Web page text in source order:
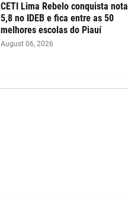
CETI Lima Rebelo conquista nota
5,8 no IDEB e fica entre as 50
melhores escolas do Piauí
August 06, 2026